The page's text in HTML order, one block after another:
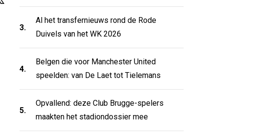
3.
Al het transfernieuws rond de Rode
Duivels van het WK 2026
4.
Belgen die voor Manchester United
speelden: van De Laet tot Tielemans
5.
Opvallend: deze Club Brugge-spelers
maakten het stadiondossier mee